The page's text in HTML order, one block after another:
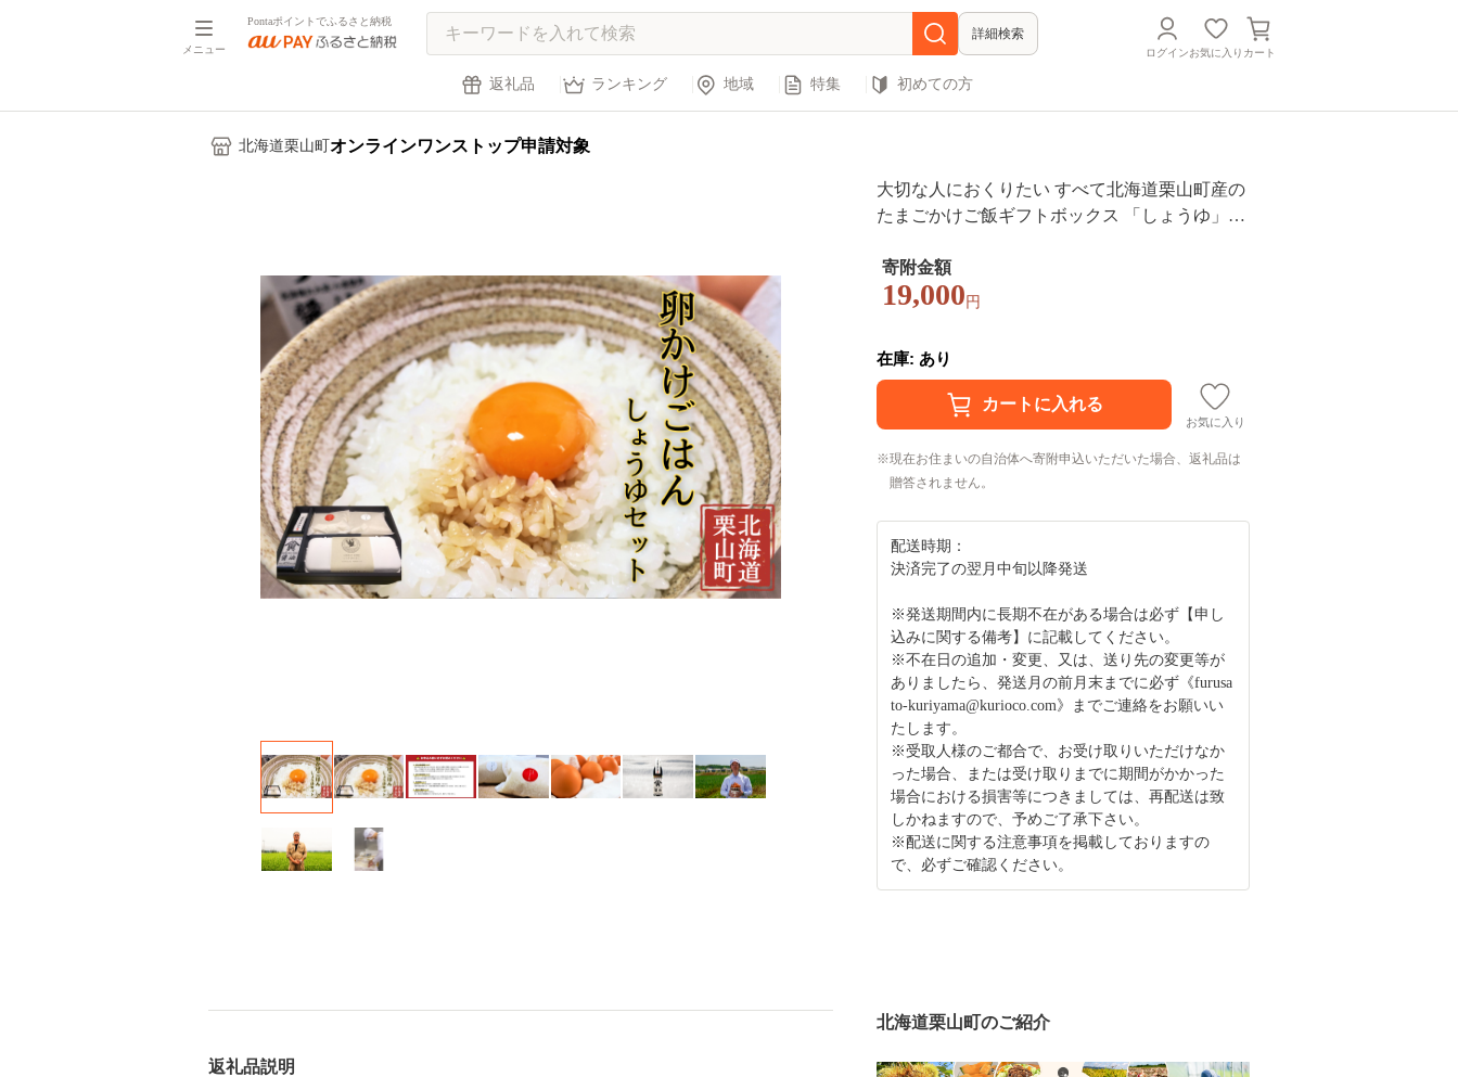
メニュー
Pontaポイントでふるさと納税
詳細検索
ログインお気に入り カート
返礼品 ランキング 地域 特集 初めての方
北海道栗山町 オンラインワンストップ申請対象
大切な人におくりたい すべて北海道栗山町産の
たまごかけご飯ギフトボックス 「しょうゆ」
寄附金額
19,000 円
在庫: あり
お気に入り
現在お住まいの自治体へ寄附申込いただいた場合、返礼品は
贈答されません。
配送時期：
決済完了の翌月中旬以降発送
※発送期間内に長期不在がある場合は必ず【申し
込みに関する備考】に記載してください。
※不在日の追加・変更、又は、送り先の変更等が
ありましたら、発送月の前月末までに必ず《furusa
to-kuriyama@kurioco.com》までご連絡をお願いい
たします。
※受取人様のご都合で、お受け取りいただけなか
った場合、または受け取りまでに期間がかかった
場合における損害等につきましては、再配送は致
しかねますので、予めご了承下さい。
※配送に関する注意事項を掲載しておりますの
で、必ずご確認ください。
返礼品説明
北海道栗山町のご紹介